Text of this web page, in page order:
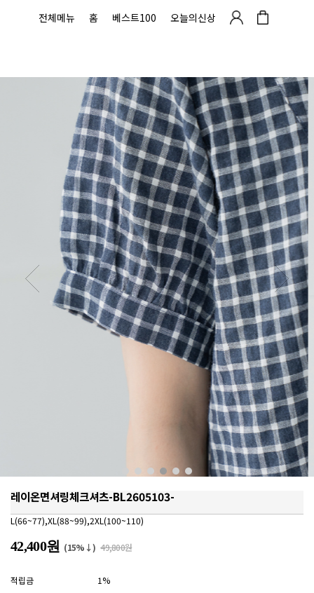
전체메뉴 홈 베스트100 오늘의신상
레이온면셔링체크셔츠-BL2605103-
L(66~77),XL(88~99),2XL(100~110)
42,400원 (15%↓) 49,800원
적립금 1%